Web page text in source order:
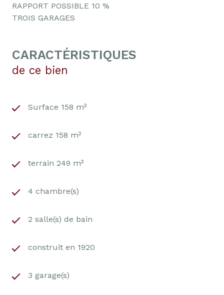
RAPPORT POSSIBLE 10 %
TROIS GARAGES
CARACTÉRISTIQUES
de ce bien
Surface 158 m²
carrez 158 m²
terrain 249 m²
4 chambre(s)
2 salle(s) de bain
construit en 1920
3 garage(s)